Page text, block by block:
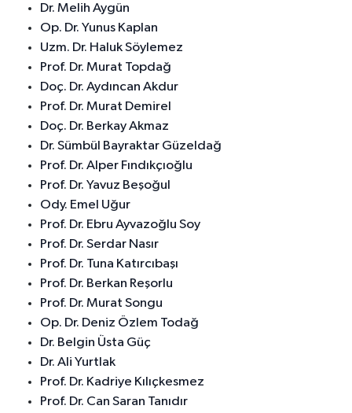
Dr. Melih Aygün
Op. Dr. Yunus Kaplan
Uzm. Dr. Haluk Söylemez
Prof. Dr. Murat Topdağ
Doç. Dr. Aydıncan Akdur
Prof. Dr. Murat Demirel
Doç. Dr. Berkay Akmaz
Dr. Sümbül Bayraktar Güzeldağ
Prof. Dr. Alper Fındıkçıoğlu
Prof. Dr. Yavuz Beşoğul
Ody. Emel Uğur
Prof. Dr. Ebru Ayvazoğlu Soy
Prof. Dr. Serdar Nasır
Prof. Dr. Tuna Katırcıbaşı
Prof. Dr. Berkan Reşorlu
Prof. Dr. Murat Songu
Op. Dr. Deniz Özlem Todağ
Dr. Belgin Üsta Güç
Dr. Ali Yurtlak
Prof. Dr. Kadriye Kılıçkesmez
Prof. Dr. Can Saran Tanıdır